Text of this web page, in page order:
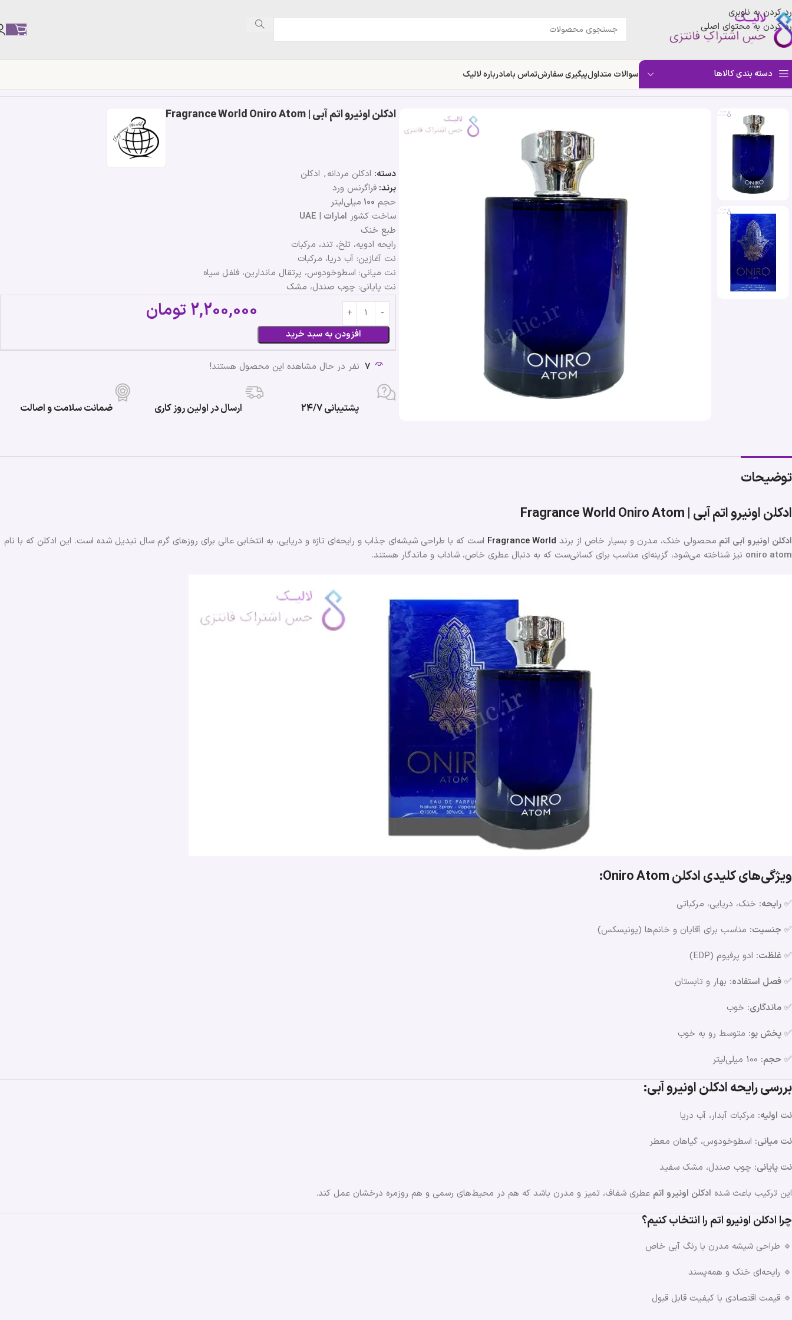
رد کردن به ناوبری
رد کردن به محتوای اصلی
دسته بندی کالاها سوالات متداولپیگیری سفارشتماس بامادرباره لالیک
خانه فروشگاه»
ادکلن اونیرو اتم آبی | Fragrance World Oniro Atom
دسته: ادکلن مردانه, ادکلن
برند: فراگرنس ورد
حجم 100 میلی‌لیتر
ساخت کشور امارات |
UAE
طبع خنک
رایحه ادویه، تلخ، تند، مرکبات
نت آغازین: آب دریا، مرکبات
نت میانی: اسطوخودوس، پرتقال ماندارین، فلفل سیاه
نت پایانی: چوب صندل، مشک
افزودن به سبد خرید
2,200,000تومان
7 نفر در حال مشاهده این محصول هستند!
پشتیبانی ۲۴/۷ ارسال در اولین روز کاری ضمانت سلامت و اصالت
توضیحات
ادکلن اونیرو اتم آبی | Fragrance World Oniro Atom
ادکلن اونیرو آبی اتم محصولی خنک، مدرن و بسیار خاص از برند Fragrance World است که با طراحی شیشه‌ای جذاب و رایحه‌ای تازه و دریایی، به انتخابی عالی برای روزهای گرم سال تبدیل شده است. این ادکلن که با نام
oniro atom نیز شناخته می‌شود، گزینه‌ای مناسب برای کسانی‌ست که به دنبال عطری خاص، شاداب و ماندگار هستند.
ویژگی‌های کلیدی ادکلن Oniro Atom:
✅ رایحه: خنک، دریایی، مرکباتی
✅ جنسیت: مناسب برای آقایان و خانم‌ها (یونیسکس)
✅ غلظت: ادو پرفیوم (EDP)
✅ فصل استفاده: بهار و تابستان
✅ ماندگاری: خوب
✅ پخش بو: متوسط رو به خوب
✅ حجم:
بررسی رایحه ادکلن اونیرو آبی:
نت اولیه: مرکبات آبدار، آب دریا
نت میانی: اسطوخودوس، گیاهان معطر
نت پایانی: چوب صندل، مشک سفید
این ترکیب باعث شده ادکلن اونیرو اتم عطری شفاف، تمیز و مدرن باشد که هم در محیط‌های رسمی و هم روزمره درخشان عمل کند.
چرا ادکلن اونیرو اتم را انتخاب کنیم؟
🔹 طراحی شیشه مدرن با رنگ آبی خاص
🔹 رایحه‌ای خنک و همه‌پسند
🔹 قیمت اقتصادی با کیفیت قابل قبول